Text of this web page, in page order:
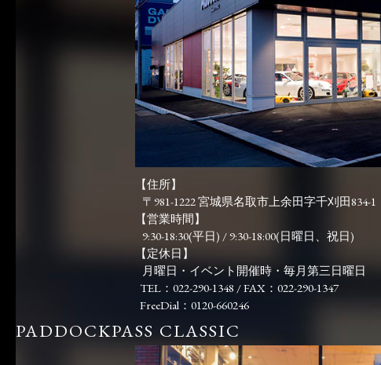
【住所】
〒981-1222 宮城県名取市上余田字千刈田834-1
【営業時間】
9:30-18:30(平日) / 9:30-18:00(日曜日、祝日)
【定休日】
月曜日・イベント開催時・毎月第三日曜日
TEL：022-290-1348 / FAX：022-290-1347
FreeDial：0120-660246
PADDOCKPASS CLASSIC